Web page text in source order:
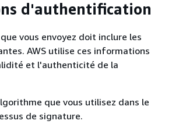
d'authentification
vous envoyez doit inclure les
AWS utilise ces informations
et l'authenticité de la
que vous utilisez dans le
de signature.